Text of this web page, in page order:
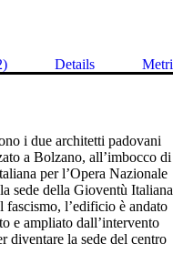
Details
i due architetti padovani
a Bolzano, all’imbocco di
per l’Opera Nazionale
sede della Gioventù Italiana
l’edificio è andato
e ampliato dall’intervento
diventare la sede del centro